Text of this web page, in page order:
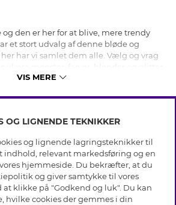
den er her for at blive, mere trendy
et stort udvalg af denne bløde og
har vi samlet dem alle. Vælg og vrag
som nemt pifter dit hverdags
stil.
VIS MERE
INFO
Betingelser
Cookies
Medlemsbetingelser
Job hos Glitter
OM GLITTER
Black Friday
Vores butikker
HJÆLP
OG LIGNENDE TEKNIKKER
og lignende lagringsteknikker til
indhold, relevant markedsføring og en
hjemmeside. Du bekræfter, at du
og giver samtykke til vores
at klikke på "Godkend og luk". Du kan
hvilke cookies der gemmes i din